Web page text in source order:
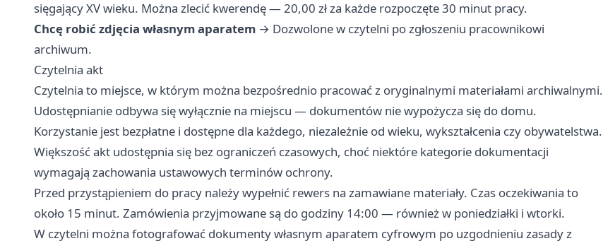
sięgający XV wieku. Można zlecić kwerendę — 20,00 zł za każde rozpoczęte 30 minut pracy.
Chcę robić zdjęcia własnym aparatem → Dozwolone w czytelni po zgłoszeniu pracownikowi
archiwum.
Czytelnia akt
Czytelnia to miejsce, w którym można bezpośrednio pracować z oryginalnymi materiałami archiwalnymi.
Udostępnianie odbywa się wyłącznie na miejscu — dokumentów nie wypożycza się do domu.
Korzystanie jest bezpłatne i dostępne dla każdego, niezależnie od wieku, wykształcenia czy obywatelstwa.
Większość akt udostępnia się bez ograniczeń czasowych, choć niektóre kategorie dokumentacji
wymagają zachowania ustawowych terminów ochrony.
Przed przystąpieniem do pracy należy wypełnić rewers na zamawiane materiały. Czas oczekiwania to
około 15 minut. Zamówienia przyjmowane są do godziny 14:00 — również w poniedziałki i wtorki.
W czytelni można fotografować dokumenty własnym aparatem cyfrowym po uzgodnieniu zasady z